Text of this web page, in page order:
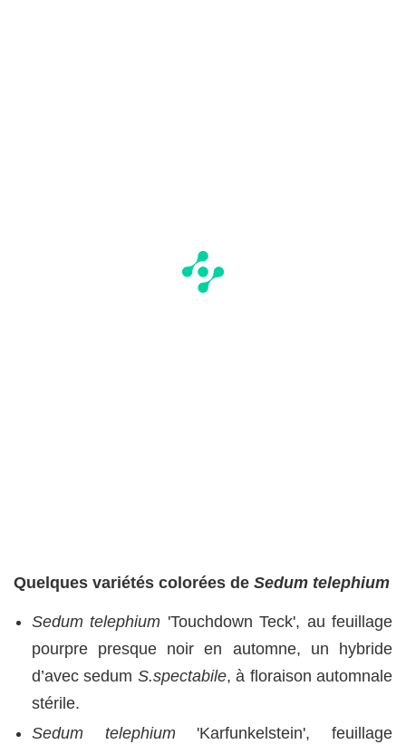
Quelques variétés colorées de Sedum telephium
Sedum telephium 'Touchdown Teck', au feuillage
pourpre presque noir en automne, un hybride
d’avec sedum S.spectabile, à floraison automnale
stérile.
Sedum telephium'Karfunkelstein', feuillage